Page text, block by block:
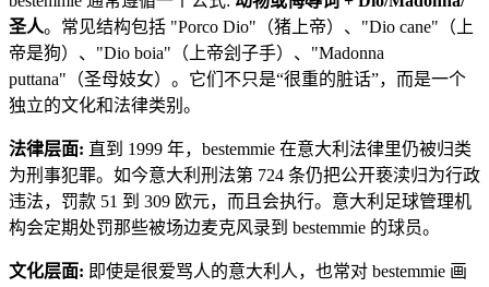
圣人。常见结构包括 "Porco Dio"（猪上帝）、"Dio cane"（上
帝是狗）、"Dio boia"（上帝刽子手）、"Madonna
puttana"（圣母妓女）。它们不只是“很重的脏话”，而是一个
独立的文化和法律类别。
法律层面: 直到 1999 年，bestemmie 在意大利法律里仍被归类
为刑事犯罪。如今意大利刑法第 724 条仍把公开亵渎归为行政
违法，罚款 51 到 309 欧元，而且会执行。意大利足球管理机
构会定期处罚那些被场边麦克风录到 bestemmie 的球员。
文化层面: 即使是很爱骂人的意大利人，也常对 bestemmie 画